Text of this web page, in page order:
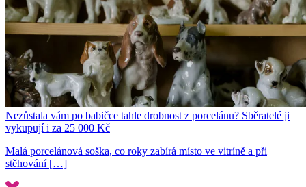
Nezůstala vám po babičce tahle drobnost z porcelánu? Sběratelé ji
vykupují i za 25 000 Kč
Malá porcelánová soška, co roky zabírá místo ve vitríně a při
stěhování […]